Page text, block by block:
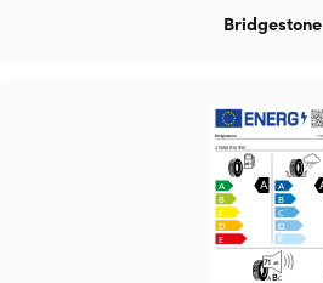
Bridgestone